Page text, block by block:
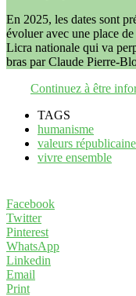
En 2025, les dates sont
évoluer avec une place
Licra nationale qui va
bras par Claude Pierre-
Continuez à être
TAGS
humanisme
valeurs
vivre ensemble
Facebook
Twitter
Pinterest
WhatsApp
Linkedin
Email
Print